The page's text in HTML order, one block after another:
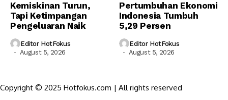
Kemiskinan Turun,
Tapi Ketimpangan
Pengeluaran Naik
Editor HotFokus
August 5, 2026
Pertumbuhan Ekonomi
Indonesia Tumbuh
5,29 Persen
Editor HotFokus
August 5, 2026
Copyright © 2025 Hotfokus.com | All rights reserved